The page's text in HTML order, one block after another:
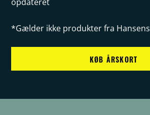
*Gælder ikke produkter fra Hansens
KØB ÅRSKORT